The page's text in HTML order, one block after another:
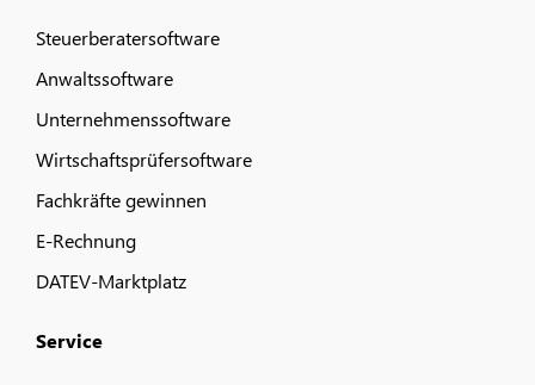
Steuerberatersoftware
Anwaltssoftware
Unternehmenssoftware
Wirtschaftsprüfersoftware
Fachkräfte gewinnen
E-Rechnung
DATEV-Marktplatz
Service